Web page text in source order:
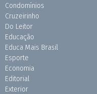
Condomínios
Cruzeirinho
Do Leitor
Educação
Educa Mais Brasil
Esporte
Economia
Editorial
Exterior